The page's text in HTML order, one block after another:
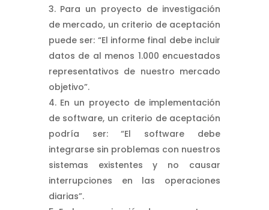
Para un proyecto de investigación
de mercado, un criterio de aceptación
puede ser: “El informe final debe incluir
datos de al menos 1.000 encuestados
representativos de nuestro mercado
objetivo”.
En un proyecto de implementación
de software, un criterio de aceptación
podría ser: “El software debe
integrarse sin problemas con nuestros
sistemas existentes y no causar
interrupciones en las operaciones
diarias”.